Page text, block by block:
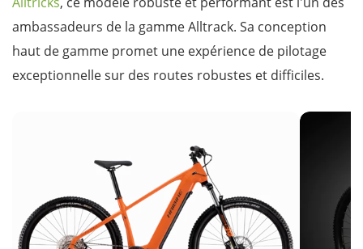
ambassadeurs de la gamme Alltrack. Sa conception
haut de gamme promet une expérience de pilotage
exceptionnelle sur des routes robustes et difficiles.